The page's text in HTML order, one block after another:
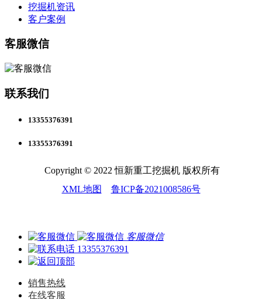
挖掘机资讯
客户案例
客服微信
联系我们
13355376391
13355376391
Copyright © 2022 恒新重工挖掘机 版权所有
XML地图
鲁ICP备2021008586号
客服微信
13355376391
销售热线
在线客服